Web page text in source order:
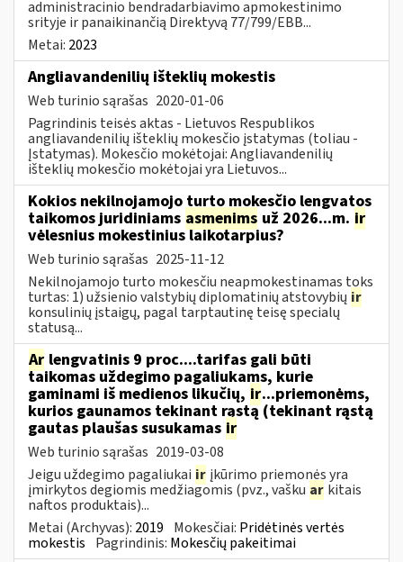
administracinio bendradarbiavimo apmokestinimo
srityje ir panaikinančią Direktyvą 77/799/EBB...
Metai: 2023
Angliavandenilių išteklių mokestis
Web turinio sąrašas 2020-01-06
Pagrindinis teisės aktas - Lietuvos Respublikos
angliavandenilių išteklių mokesčio įstatymas (toliau -
Įstatymas). Mokesčio mokėtojai: Angliavandenilių
išteklių mokesčio mokėtojai yra Lietuvos...
Kokios nekilnojamojo turto mokesčio lengvatos
taikomos juridiniams asmenims už 2026...m. ir
vėlesnius mokestinius laikotarpius?
Web turinio sąrašas 2025-11-12
Nekilnojamojo turto mokesčiu neapmokestinamas toks
turtas: 1) užsienio valstybių diplomatinių atstovybių ir
konsulinių įstaigų, pagal tarptautinę teisę specialų
statusą...
Ar lengvatinis 9 proc....tarifas gali būti
taikomas uždegimo pagaliukams, kurie
gaminami iš medienos likučių, ir...priemonėms,
kurios gaunamos tekinant rąstą (tekinant rąstą
gautas plaušas susukamas ir
Web turinio sąrašas 2019-03-08
Jeigu uždegimo pagaliukai ir įkūrimo priemonės yra
įmirkytos degiomis medžiagomis (pvz., vašku ar kitais
naftos produktais)...
Metai (Archyvas): 2019 Mokesčiai: Pridėtinės vertės
mokestis Pagrindinis: Mokesčių pakeitimai